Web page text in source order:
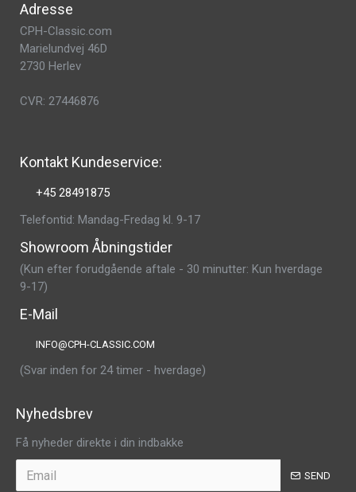
Adresse
CPH-Classic.com
Marielundvej 46D
2730 Herlev
CVR: 27446876
Kontakt Kundeservice:
+45 28491875
Telefontid: Mandag-Fredag kl. 9-17
Showroom Åbningstider
(Kun efter forudgående aftale - 30 minutter: Kun hverdage
9-17)
E-Mail
INFO@CPH-CLASSIC.COM
(Svar inden for 24 timer - hverdage)
Nyhedsbrev
Få nyheder direkte i din indbakke
SEND